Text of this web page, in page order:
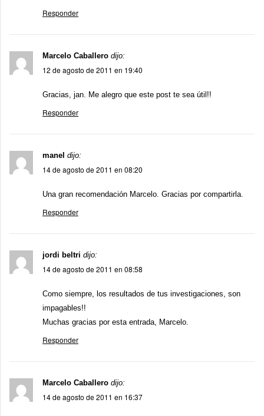
Responder
Marcelo Caballero dijo:
12 de agosto de 2011 en 19:40
Gracias, jan. Me alegro que este post te sea útil!!
Responder
manel dijo:
14 de agosto de 2011 en 08:20
Una gran recomendación Marcelo. Gracias por compartirla.
Responder
jordi beltri dijo:
14 de agosto de 2011 en 08:58
Como siempre, los resultados de tus investigaciones, son
impagables!!
Muchas gracias por esta entrada, Marcelo.
Responder
Marcelo Caballero dijo:
14 de agosto de 2011 en 16:37